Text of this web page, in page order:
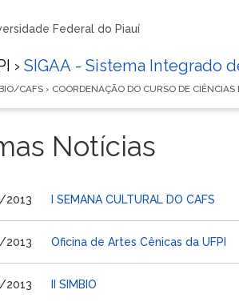
Federal do Piauí
› SIGAA - Sistema Integrado
CAFS › COORDENAÇÃO DO CURSO DE
Notícias
I SEMANA CULTURAL DO CAFS
Oficina de Artes Cênicas da UFPI
II SIMBIO